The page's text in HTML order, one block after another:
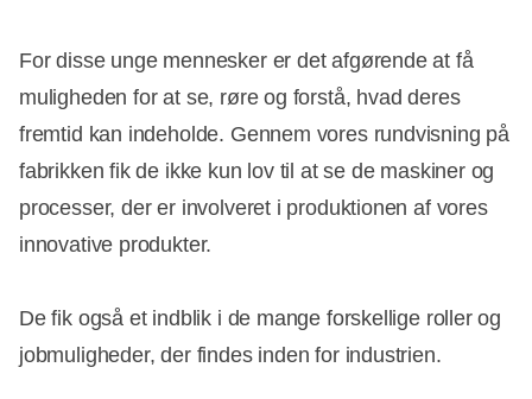
For disse unge mennesker er det afgørende at få
muligheden for at se, røre og forstå, hvad deres
fremtid kan indeholde. Gennem vores rundvisning på
fabrikken fik de ikke kun lov til at se de maskiner og
processer, der er involveret i produktionen af vores
innovative produkter.
De fik også et indblik i de mange forskellige roller og
jobmuligheder, der findes inden for industrien.